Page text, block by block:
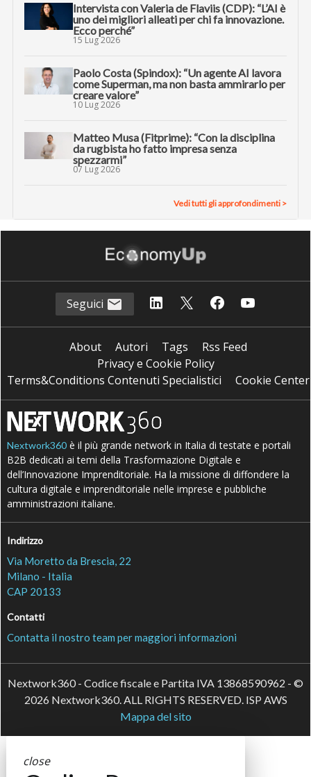
Intervista con Valeria de Flaviis (CDP): “L’AI è
uno dei migliori alleati per chi fa innovazione.
Ecco perché”
15 Lug 2026
Paolo Costa (Spindox): “Un agente AI lavora
come Superman, ma non basta ammirarlo per
creare valore”
10 Lug 2026
Matteo Musa (Fitprime): “Con la disciplina
da rugbista ho fatto impresa senza
spezzarmi”
07 Lug 2026
Vedi tutti gli approfondimenti >
Seguici
About Autori Tags
Rss Feed
Privacy e Cookie Policy
Terms&Conditions Contenuti Specialistici
Cookie Center
Nextwork360 è il più grande network in Italia di testate e portali
B2B dedicati ai temi della Trasformazione Digitale e
dell’Innovazione Imprenditoriale. Ha la missione di diffondere la
cultura digitale e imprenditoriale nelle imprese e pubbliche
amministrazioni italiane.
Indirizzo
Via Moretto da Brescia, 22
Milano - Italia
CAP 20133
Contatti
Contatta il nostro team per maggiori informazioni
Nextwork360 - Codice fiscale e Partita IVA 13868590962 - ©
2026 Nextwork360. ALL RIGHTS RESERVED. ISP AWS
Mappa del sito
close